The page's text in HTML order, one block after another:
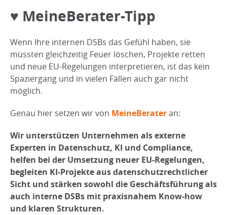
♥️ MeineBerater-Tipp
Wenn Ihre internen DSBs das Gefühl haben, sie
müssten gleichzeitig Feuer löschen, Projekte retten
und neue EU-Regelungen interpretieren, ist das kein
Spaziergang und in vielen Fällen auch gar nicht
möglich.
Genau hier setzen wir von MeineBerateran:
Wir unterstützen Unternehmen als externe
Experten in Datenschutz, KI und Compliance,
helfen bei der Umsetzung neuer EU-Regelungen,
begleiten KI-Projekte aus datenschutzrechtlicher
Sicht und stärken sowohl die Geschäftsführung als
auch interne DSBs mit praxisnahem Know-how
und klaren Strukturen.